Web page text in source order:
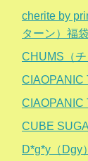
cherite by
ターン）福
CHUMS（
CIAOPANIC
CIAOPANIC
CUBE
D*g*y（Dgy